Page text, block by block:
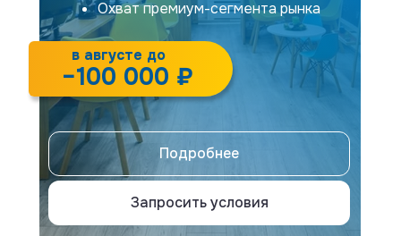
Охват премиум-сегмента рынка
Высокие обороты
Запросить условия
Подробнее
−100 000 ₽
в августе до